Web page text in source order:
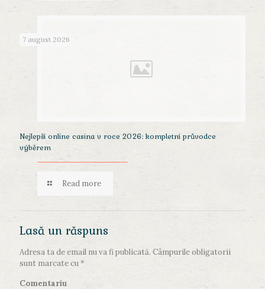
7 august 2026
Nejlepší online casina v roce 2026: kompletní průvodce
výběrem
Read more
Lasă un răspuns
Adresa ta de email nu va fi publicată. Câmpurile obligatorii
sunt marcate cu*
Comentariu